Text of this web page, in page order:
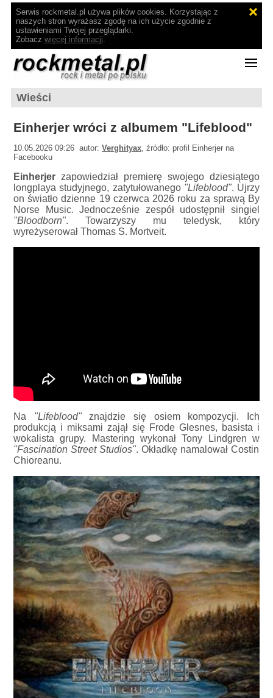
Serwis rockmetal.pl używa plików cookies. Korzystając z
naszych stron wyrażasz zgodę na ich użycie zgodnie z
ustawieniami Twojej przeglądarki.
Zobacz więcej informacji.
Wieści
Einherjer wróci z albumem "Lifeblood"
10.05.2026 09:26 autor:Verghityax, źródło: profil Einherjer na
Facebooku
Einherjer zapowiedział premierę swojego dziesiątego
longplaya studyjnego, zatytułowanego "Lifeblood". Ujrzy
on światło dzienne 19 czerwca 2026 roku za sprawą By
Norse Music. Jednocześnie zespół udostępnił singiel
"Bloodborn". Towarzyszy mu teledysk, który
wyreżyserował Thomas S. Mortveit.
Na "Lifeblood"znajdzie się osiem kompozycji. Ich
produkcją i miksami zajął się Frode Glesnes, basista i
wokalista grupy. Mastering wykonał Tony Lindgren w
"Fascination Street Studios". Okładkę namalował Costin
Chioreanu.